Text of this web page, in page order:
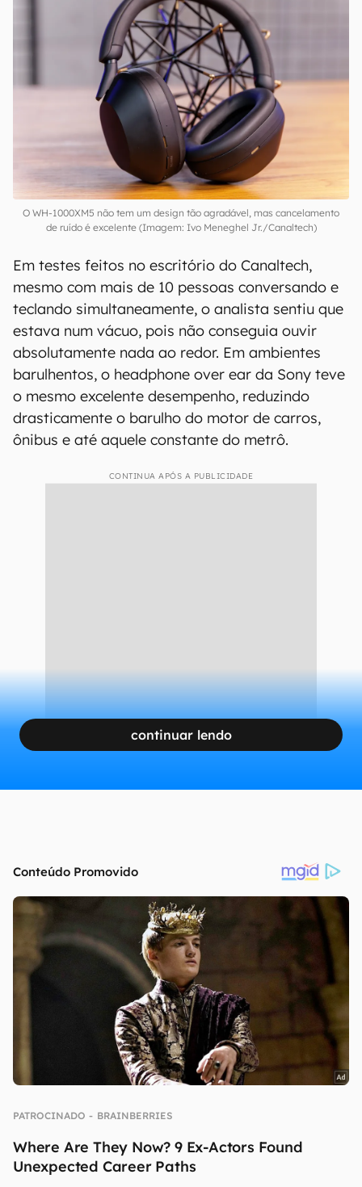
O WH-1000XM5 não tem um design tão agradável, mas cancelamento
de ruído é excelente (Imagem: Ivo Meneghel Jr./Canaltech)
Em testes feitos no escritório do Canaltech,
mesmo com mais de 10 pessoas conversando e
teclando simultaneamente, o analista sentiu que
estava num vácuo, pois não conseguia ouvir
absolutamente nada ao redor. Em ambientes
barulhentos, o headphone over ear da Sony teve
o mesmo excelente desempenho, reduzindo
drasticamente o barulho do motor de carros,
ônibus e até aquele constante do metrô.
CONTINUA APÓS A PUBLICIDADE
continuar lendo